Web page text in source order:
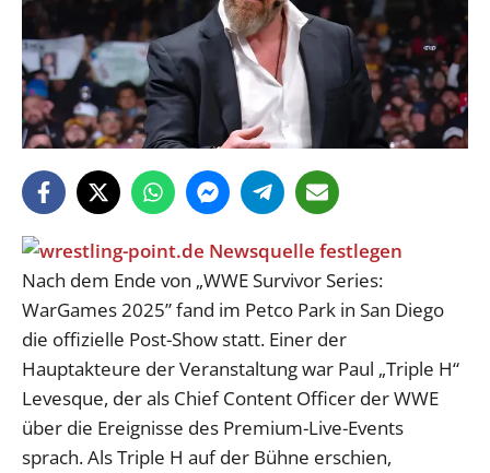
Nach dem Ende von „WWE Survivor Series:
WarGames 2025” fand im Petco Park in San Diego
die offizielle Post-Show statt. Einer der
Hauptakteure der Veranstaltung war Paul „Triple H“
Levesque, der als Chief Content Officer der WWE
über die Ereignisse des Premium-Live-Events
sprach. Als Triple H auf der Bühne erschien,